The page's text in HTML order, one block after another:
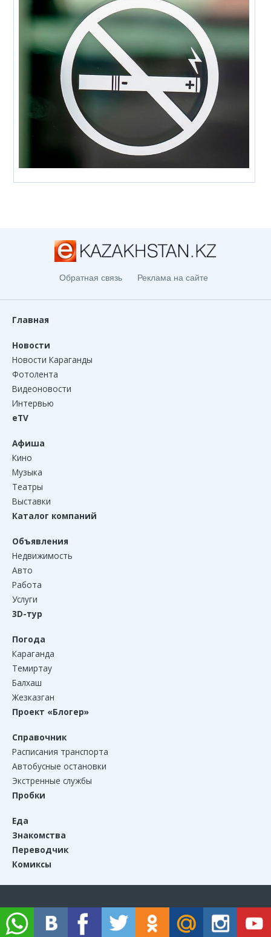
Обратная связь Реклама на сайте
Главная
Новости
Новости Караганды
Фотолента
Видеоновости
Интервью
eTV
Афиша
Кино
Музыка
Театры
Выставки
Каталог компаний
Объявления
Недвижимость
Авто
Работа
Услуги
3D-тур
Погода
Караганда
Темиртау
Балхаш
Жезказган
Проект «Блогер»
Справочник
Расписания транспорта
Автобусные остановки
Экстренные службы
Пробки
Еда
Знакомства
Переводчик
Комиксы